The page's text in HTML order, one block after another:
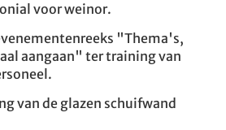
voor weinor.
"Thema's,
aangaan" ter training van
van de glazen schuifwand